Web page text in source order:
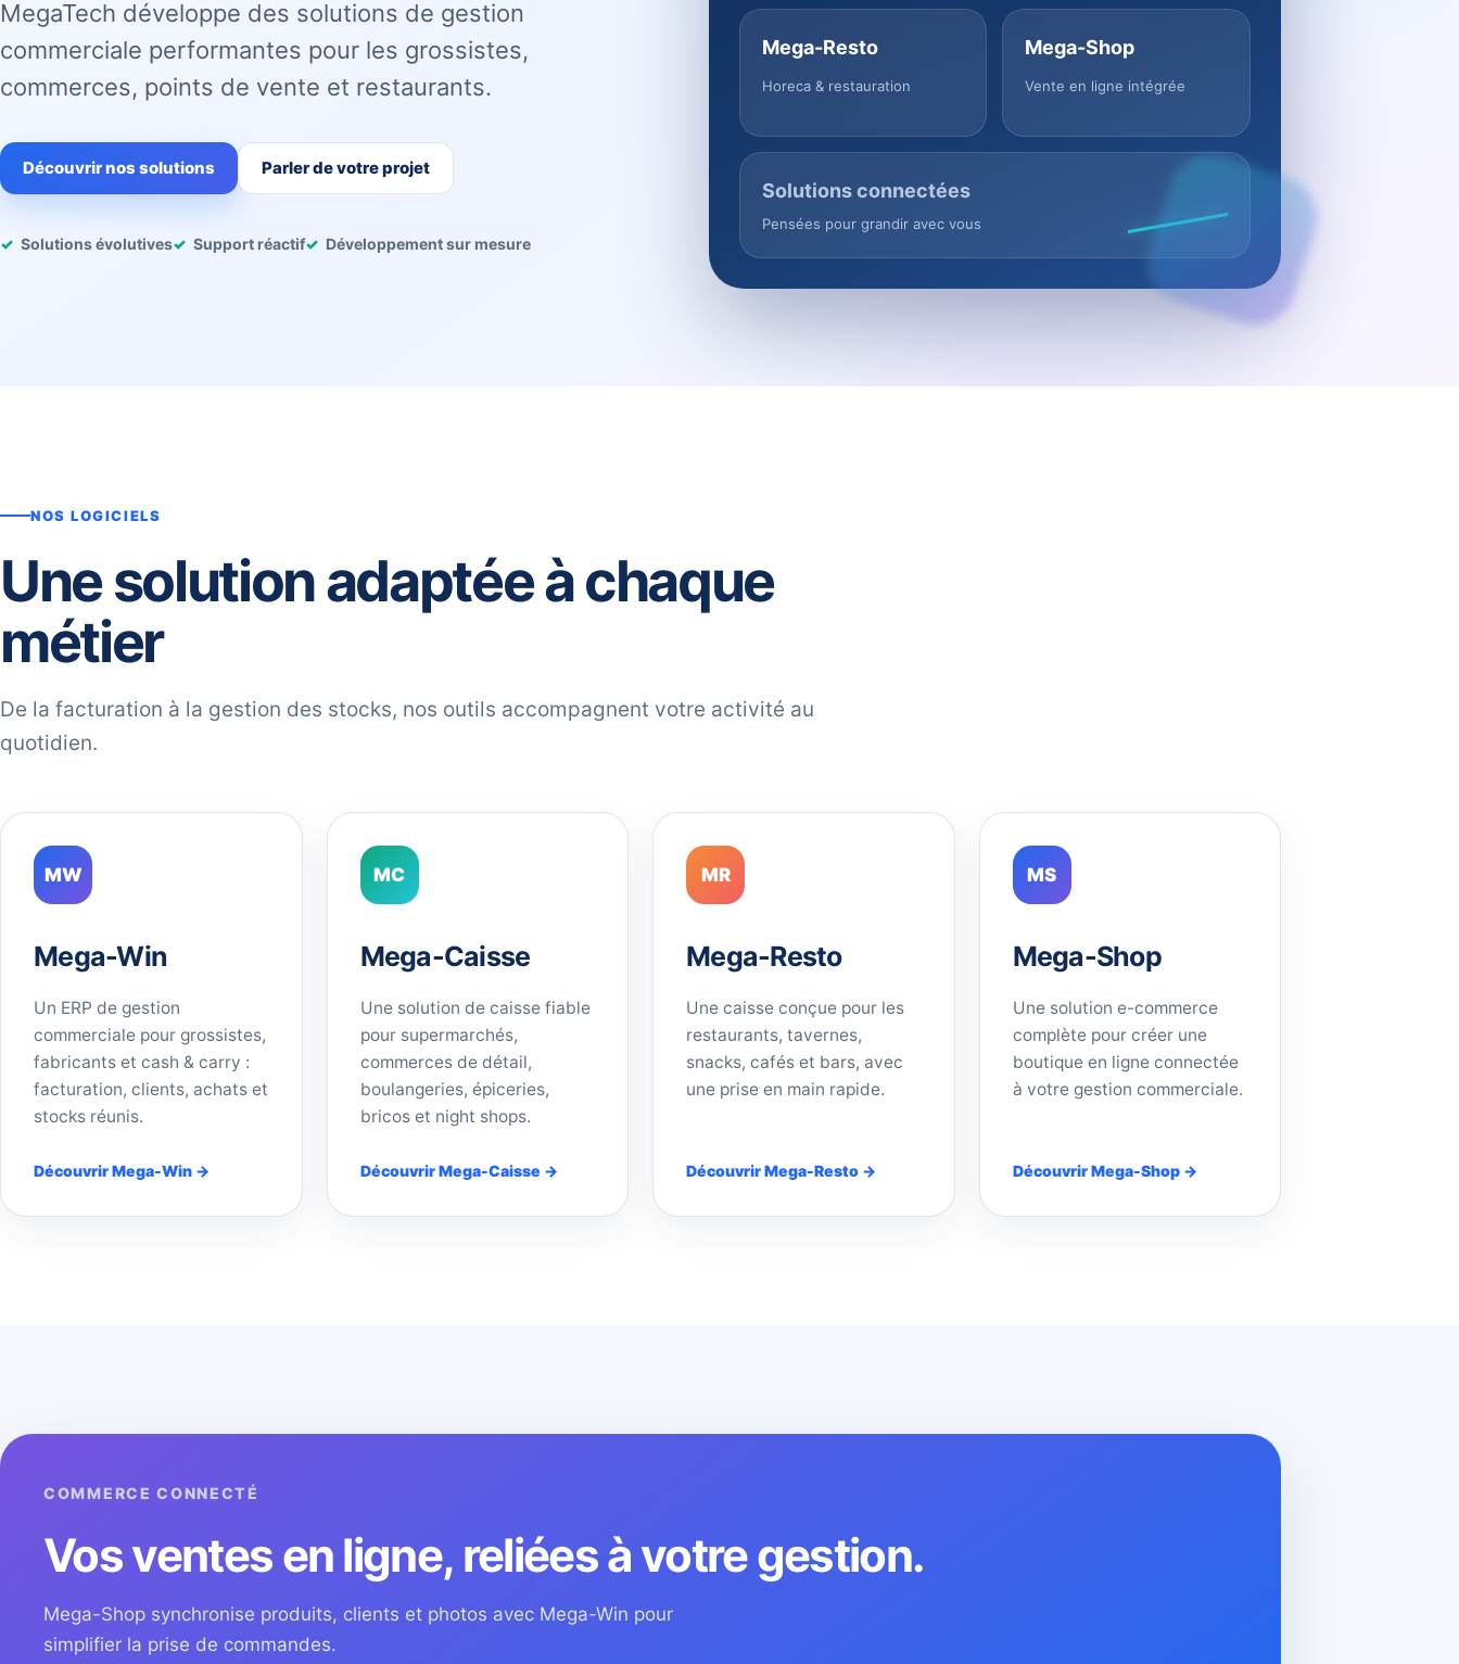
MegaTech développe des solutions de gestion
commerciale performantes pour les grossistes,
commerces, points de vente et restaurants.
Découvrir nos solutions Parler de votre projet
Solutions évolutives Support réactif Développement sur mesure
Mega-Resto
Horeca & restauration
Mega-Shop
Vente en ligne intégrée
Solutions connectées
Pensées pour grandir avec vous
NOS LOGICIELS
Une solution adaptée à chaque
métier
De la facturation à la gestion des stocks, nos outils accompagnent votre activité au
quotidien.
MW
Mega-Win
Un ERP de gestion
commerciale pour grossistes,
fabricants et cash & carry :
facturation, clients, achats et
stocks réunis.
Découvrir Mega-Win →
MC
Mega-Caisse
Une solution de caisse fiable
pour supermarchés,
commerces de détail,
boulangeries, épiceries,
bricos et night shops.
Découvrir Mega-Caisse →
MR
Mega-Resto
Une caisse conçue pour les
restaurants, tavernes,
snacks, cafés et bars, avec
une prise en main rapide.
Découvrir Mega-Resto →
MS
Mega-Shop
Une solution e-commerce
complète pour créer une
boutique en ligne connectée
à votre gestion commerciale.
Découvrir Mega-Shop →
COMMERCE CONNECTÉ
Vos ventes en ligne, reliées à votre gestion.
Mega-Shop synchronise produits, clients et photos avec Mega-Win pour
simplifier la prise de commandes.